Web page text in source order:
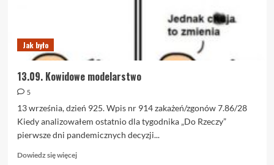
Jak było
13.09. Kowidowe modelarstwo
5
13 września, dzień 925. Wpis nr 914 zakażeń/zgonów 7.86/28
Kiedy analizowałem ostatnio dla tygodnika „Do Rzeczy”
pierwsze dni pandemicznych decyzji...
Dowiedz się więcejDowiedz